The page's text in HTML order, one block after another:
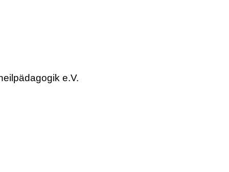
e.V.